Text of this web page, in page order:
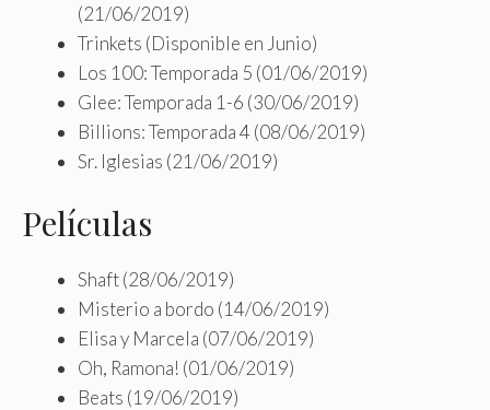
(21/06/2019)
Trinkets (Disponible en Junio)
Los 100: Temporada 5 (01/06/2019)
Glee: Temporada 1-6 (30/06/2019)
Billions: Temporada 4 (08/06/2019)
Sr. Iglesias (21/06/2019)
Películas
Shaft (28/06/2019)
Misterio a bordo (14/06/2019)
Elisa y Marcela (07/06/2019)
Oh, Ramona! (01/06/2019)
Beats (19/06/2019)